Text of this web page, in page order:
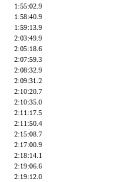
1:55:02.9
1:58:40.9
1:59:13.9
2:03:49.9
2:05:18.6
2:07:59.3
2:08:32.9
2:09:31.2
2:10:20.7
2:10:35.0
2:11:17.5
2:11:50.4
2:15:08.7
2:17:00.9
2:18:14.1
2:19:06.6
2:19:12.0